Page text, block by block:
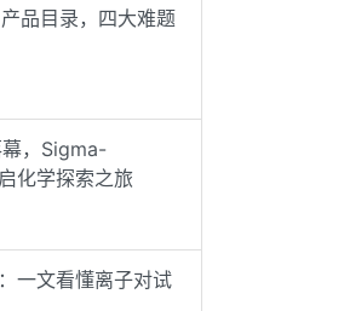
品目录，四大难题
，Sigma-
化学探索之旅
一文看懂离子对试